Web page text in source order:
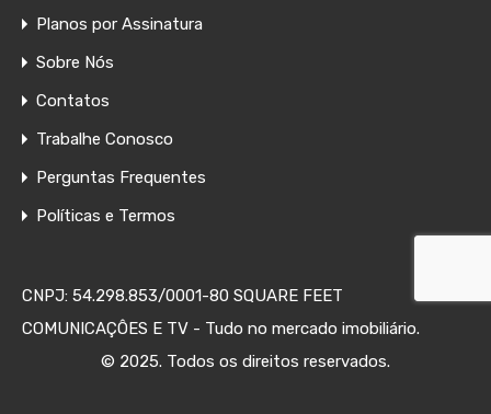
Planos por Assinatura
Sobre Nós
Contatos
Trabalhe Conosco
Perguntas Frequentes
Políticas e Termos
CNPJ: 54.298.853/0001-80 SQUARE FEET
COMUNICAÇÔES E TV - Tudo no mercado imobiliário.
© 2025. Todos os direitos reservados.